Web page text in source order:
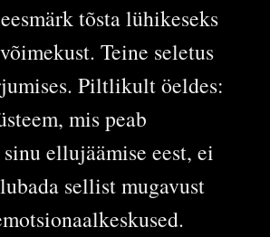
tõsta lühikeseks
Teine seletus
Piltlikult öeldes:
mis peab
ellujäämise eest, ei
sellist mugavust